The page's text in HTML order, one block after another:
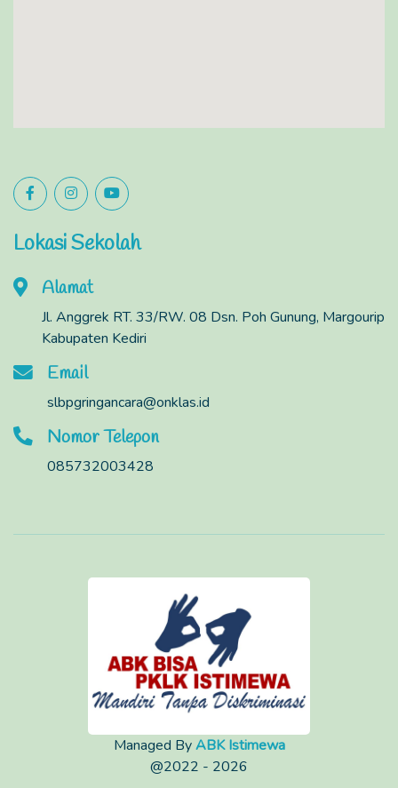
Lokasi Sekolah
Alamat
Jl. Anggrek RT. 33/RW. 08 Dsn. Poh Gunung, Margourip
Kabupaten Kediri
Email
slbpgringancara@onklas.id
Nomor Telepon
085732003428
Managed ByABK Istimewa
@2022 - 2026